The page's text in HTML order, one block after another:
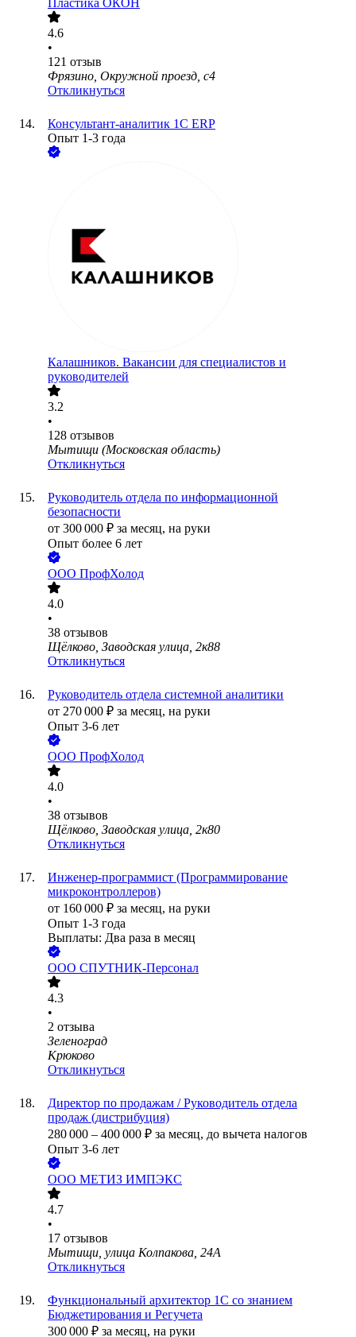
Пластика ОКОН
4.6
•
121 отзыв
Фрязино, Окружной проезд, с4
Откликнуться
Консультант-аналитик 1С ERP
Опыт 1-3 года
Калашников. Вакансии для специалистов и
руководителей
3.2
•
128 отзывов
Мытищи (Московская область)
Откликнуться
Руководитель отдела по информационной
безопасности
от 300 000 ₽ за месяц, на руки
Опыт более 6 лет
ООО ПрофХолод
4.0
•
38 отзывов
Щёлково, Заводская улица, 2к88
Откликнуться
Руководитель отдела системной аналитики
от 270 000 ₽ за месяц, на руки
Опыт 3-6 лет
ООО ПрофХолод
4.0
•
38 отзывов
Щёлково, Заводская улица, 2к80
Откликнуться
Инженер-программист (Программирование
микроконтроллеров)
от 160 000 ₽ за месяц, на руки
Опыт 1-3 года
Выплаты: Два раза в месяц
ООО СПУТНИК-Персонал
4.3
•
2 отзыва
Зеленоград
Крюково
Откликнуться
Директор по продажам / Руководитель отдела
продаж (дистрибуция)
280 000 – 400 000 ₽ за месяц, до вычета налогов
Опыт 3-6 лет
ООО МЕТИЗ ИМПЭКС
4.7
•
17 отзывов
Мытищи, улица Колпакова, 24А
Откликнуться
Функциональный архитектор 1С со знанием
Бюджетирования и Регучета
300 000 ₽ за месяц, на руки